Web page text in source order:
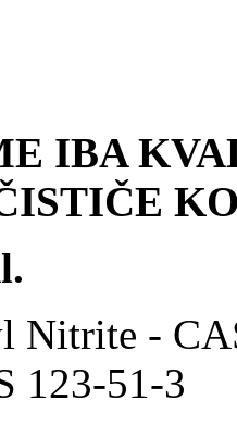
IBA
Nitrite -
123-51-3